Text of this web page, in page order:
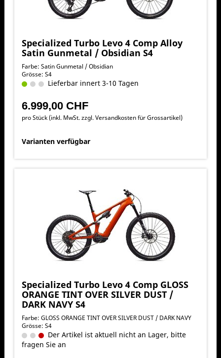
Specialized Turbo Levo 4 Comp Alloy
Satin Gunmetal / Obsidian S4
Farbe: Satin Gunmetal / Obsidian
Grösse: S4
Lieferbar innert 3-10 Tagen
6.999,00 CHF
pro Stück (inkl. MwSt. zzgl.Versandkosten für Grossartikel)
Varianten verfügbar
Specialized Turbo Levo 4 Comp GLOSS
ORANGE TINT OVER SILVER DUST /
DARK NAVY S4
Farbe: GLOSS ORANGE TINT OVER SILVER DUST / DARK NAVY
Grösse: S4
Der Artikel ist aktuell nicht an Lager, bitte
fragen Sie an